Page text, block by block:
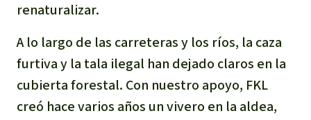
Defensoras y Defensores
renaturalizar.
A lo largo de las carreteras y los ríos, la caza
furtiva y la tala ilegal han dejado claros en la
cubierta forestal. Con nuestro apoyo, FKL
creó hace varios años un vivero en la aldea,